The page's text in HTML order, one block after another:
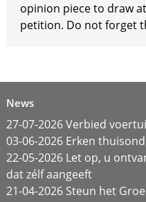
opinion piece to draw
petition. Do not forget
News
27-07-2026 Verbied
03-06-2026 Erken
22-05-2026 Let op, u
dat zélf aangeeft
21-04-2026 Steun het